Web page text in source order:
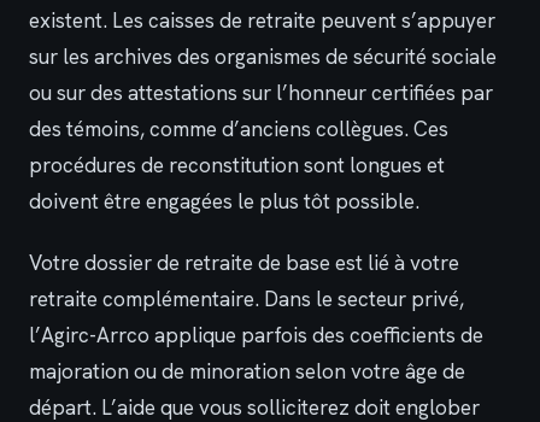
existent. Les caisses de retraite peuvent s’appuyer
sur les archives des organismes de sécurité sociale
ou sur des attestations sur l’honneur certifiées par
des témoins, comme d’anciens collègues. Ces
procédures de reconstitution sont longues et
doivent être engagées le plus tôt possible.
Votre dossier de retraite de base est lié à votre
retraite complémentaire. Dans le secteur privé,
l’Agirc-Arrco applique parfois des coefficients de
majoration ou de minoration selon votre âge de
départ. L’aide que vous solliciterez doit englober